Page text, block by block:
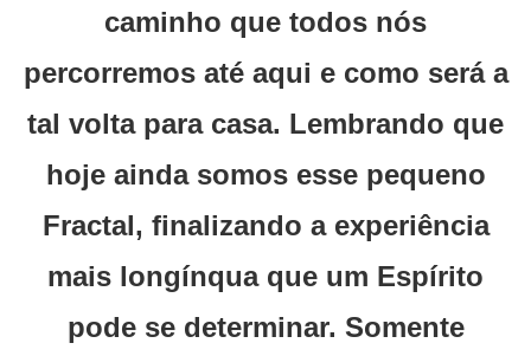
caminho que todos nós
percorremos até aqui e como será a
tal volta para casa. Lembrando que
hoje ainda somos esse pequeno
Fractal, finalizando a experiência
mais longínqua que um Espírito
pode se determinar. Somente